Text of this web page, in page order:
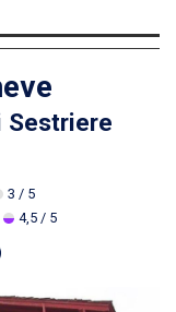
Sestriere
3 / 5
4,5/ 5